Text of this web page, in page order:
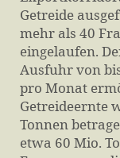
Getreide
mehr als 40
eingelaufen.
Ausfuhr von
pro Monat
Getreideernte
Tonnen
etwa 60 Mio.